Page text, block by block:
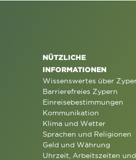
NÜTZLICHE
INFORMATIONEN
Wissenswertes über
Barrierefreies Zypern
Einreisebestimmungen
Kommunikation
Klima und Wetter
Sprachen und Religionen
Geld und Währung
Uhrzeit, Arbeitszeiten und